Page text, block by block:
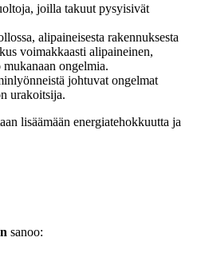
joilla takuut pysyisivät
alipaineisesta rakennuksesta
voimakkaasti alipaineinen,
ongelmia.
johtuvat ongelmat
urakoitsija.
lisäämään energiatehokkuutta ja
sanoo: